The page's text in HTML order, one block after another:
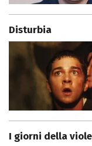
Disturbia
I giorni della